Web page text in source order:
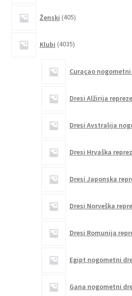
Ženski 405izdelkov
Klubi 4035izdelkov
Curaçao nogometni
Dresi Alžirija
Dresi Avstralija
Dresi Hrvaška
Dresi Japonska
Dresi Norveška
Dresi Romunija
Egipt nogometni
Gana nogometni